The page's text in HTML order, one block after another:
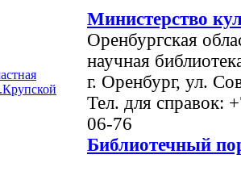
Министерство
Оренбургская
научная
г. Оренбург, ул.
Тел. для справок:
06-76
Библиотечный